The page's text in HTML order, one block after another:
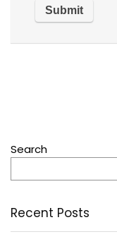
Search
Recent Posts